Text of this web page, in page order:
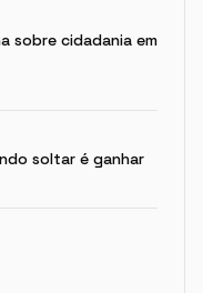
sobre cidadania em
soltar é ganhar